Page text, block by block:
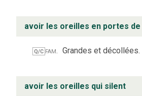
avoir les oreilles en portes
Q/C fam. Grandes et décollées.
avoir les oreilles qui silent